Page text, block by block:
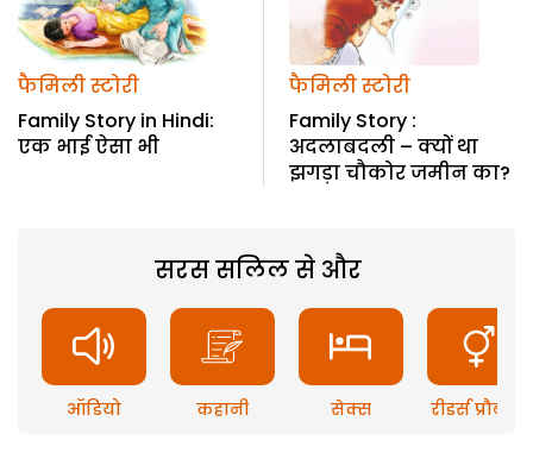
फैमिली स्टोरी
Family Story in Hindi:
एक भाई ऐसा भी
फैमिली स्टोरी
Family Story :
अदलाबदली – क्यों था
झगड़ा चौकोर जमीन का?
सरस सलिल से और
ऑडियो कहानी सेक्स रीडर्स प्रौब्लम